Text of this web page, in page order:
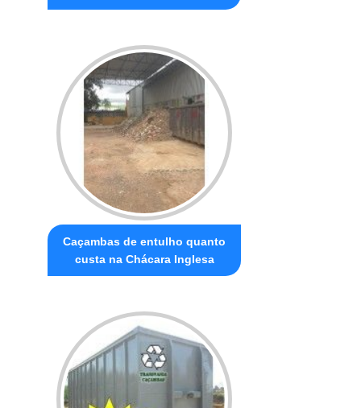
Caçambas de entulho quanto
custa na Chácara Inglesa